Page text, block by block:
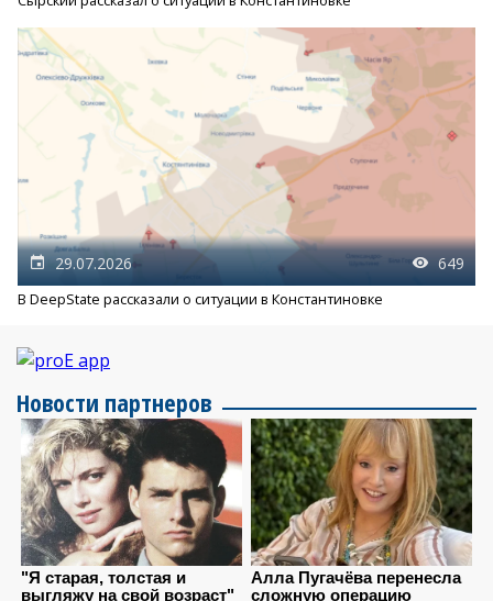
29.07.2026 649
В DeepState рассказали о ситуации в Константиновке
Новости партнеров